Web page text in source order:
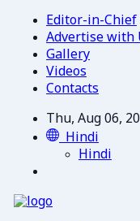
Editor-in-Chief
Advertise with
Gallery
Videos
Contacts
Thu, Aug 06,
Hindi
Hindi